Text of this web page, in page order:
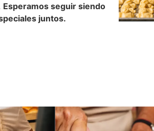
Esperamos seguir siendo
juntos.